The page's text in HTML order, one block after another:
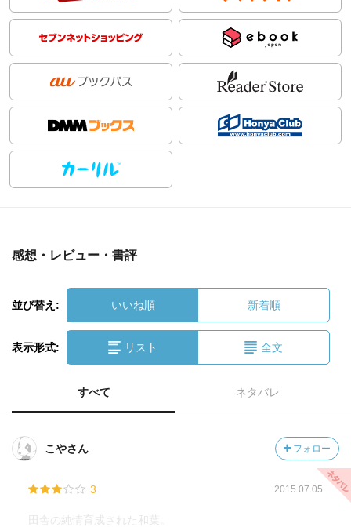
感想・レビュー・書評
並び替え: いいね順 新着順
表示形式: リスト 全文
すべて ネタバレ
こやさん フォロー
3 2015.07.05
田舎の純情育成された和葉。